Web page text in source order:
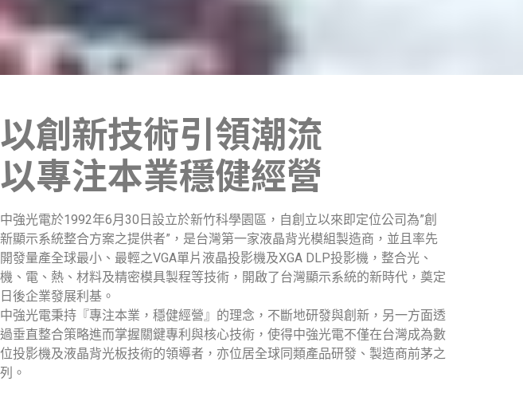
以創新技術引領潮流
以專注本業穩健經營
中強光電於1992年6月30日設立於新竹科學園區，自創立以來即定位公司為”創
新顯示系統整合方案之提供者”，是台灣第一家液晶背光模組製造商，並且率先
開發量產全球最小、最輕之VGA單片液晶投影機及XGA DLP投影機，整合光、
機、電、熱、材料及精密模具製程等技術，開啟了台灣顯示系統的新時代，奠定
日後企業發展利基。
中強光電秉持『專注本業，穩健經營』的理念，不斷地研發與創新，另一方面透
過垂直整合策略進而掌握關鍵專利與核心技術，使得中強光電不僅在台灣成為數
位投影機及液晶背光板技術的領導者，亦位居全球同類產品研發、製造商前茅之
列。